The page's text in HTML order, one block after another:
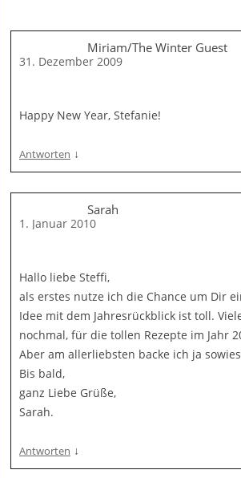
Miriam/The Winter Guest
31. Dezember 2009
Happy New Year, Stefanie!
Antworten ↓
Sarah
1. Januar 2010
Hallo liebe Steffi,
als erstes nutze ich die Chance um Dir
Idee mit dem Jahresrückblick ist toll.
nochmal, für die tollen Rezepte im Jahr
Aber am allerliebsten backe ich ja
Bis bald,
ganz Liebe Grüße,
Sarah.
Antworten ↓